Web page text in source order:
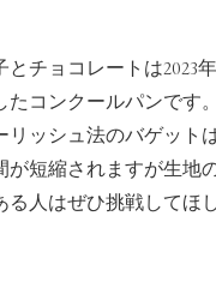
とチョコレートは2023
たコンクールパンです。
リッシュ法のバゲット
が短縮されますが生地
る人はぜひ挑戦してほ